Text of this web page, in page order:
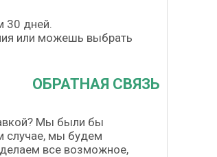
30 дней.
или можешь выбрать
ОБРАТНАЯ СВЯЗЬ
Мы были бы
случае, мы будем
все возможное,